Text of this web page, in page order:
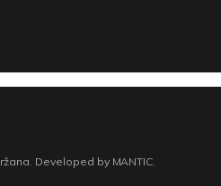
Developed by MANTIC.